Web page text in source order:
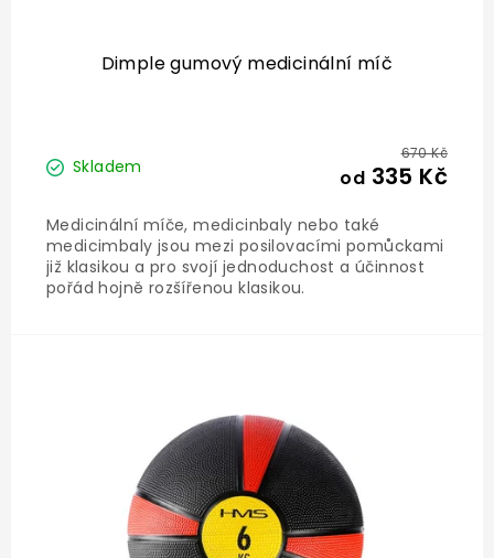
Dimple gumový medicinální míč
Skladem
670 Kč
od 335 Kč
Medicinální míče, medicinbaly nebo také
medicimbaly jsou mezi posilovacími pomůckami
již klasikou a pro svojí jednoduchost a účinnost
pořád hojně rozšířenou klasikou.